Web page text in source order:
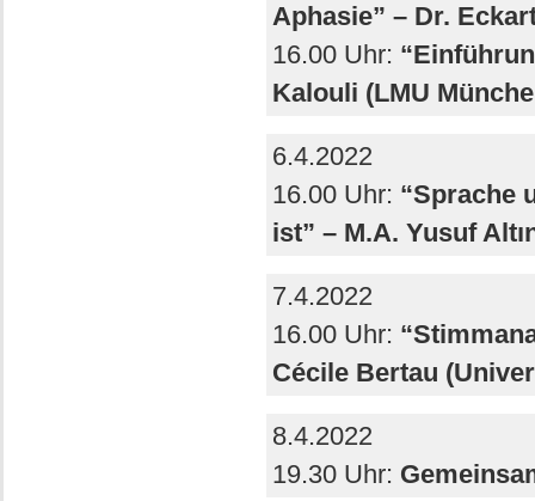
Aphasie” – Dr.
16.00 Uhr:
Kalouli (LMU
6.4.2022
16.00 Uhr: “Sprache
ist” – M.A. Yusuf
7.4.2022
16.00 Uhr:
Cécile Bertau
8.4.2022
19.30 Uhr: